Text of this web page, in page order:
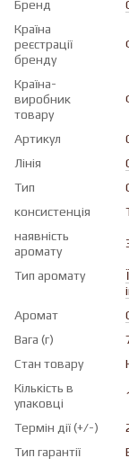
Бренд
Країна
реєстрації
бренду
Країна-
виробник
товару
Артикул
Лінія
Тип
консистенція
наявність
аромату
Тип аромату
Аромат
Вага (г)
Стан товару
Кількість в
упаковці
Термін дії (+/-)
Тип гарантії